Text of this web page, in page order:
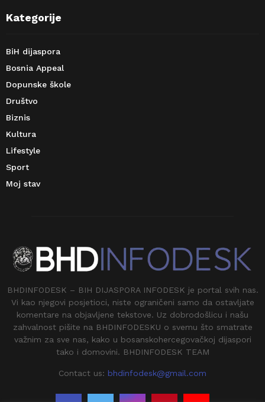
Kategorije
BiH dijaspora
Bosnia Appeal
Dopunske škole
Društvo
Biznis
Kultura
Lifestyle
Sport
Moj stav
BHDINFODESK – BIH DIJASPORA INFODESK je portal svih nas.
Vi kao njegovi posjetioci, niste ograničeni samo da ostavljate
komentare na objavljene tekstove. Uz dobrodošlicu i našu
zahvalnost pišite na BHDINFODESKU o svemu što smatrate
važnim za sve nas, kako u bosanskohercegovačkoj dijaspori
tako i domovini. BHDINFODESK TEAM
Contact us: bhdinfodesk@gmail.com